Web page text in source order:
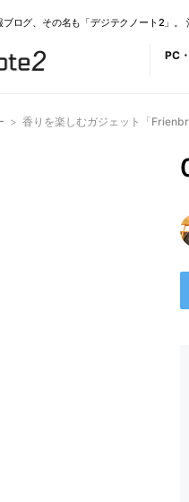
ログ、その名も「デジテクノート2」。
PC
> 香りを楽しむガジェット「